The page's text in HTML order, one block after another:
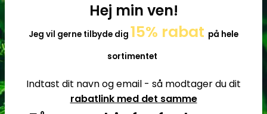
Hej min ven!
Jeg vil gerne tilbyde dig 15% rabat på hele
sortimentet
Indtast dit navn og email - så modtager du dit
rabatlink med det samme